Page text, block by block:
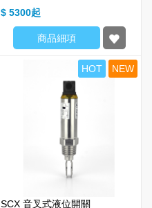
$ 5300
商品細項
HOT NEW
SCX 音叉式液位開關